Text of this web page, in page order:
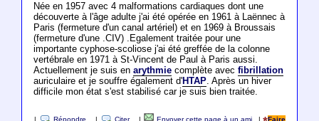
Née en 1957 avec 4 malformations cardiaques dont une
découverte à l'âge adulte j'ai été opérée en 1961 à Laënnec à
Paris (fermeture d'un canal artériel) et en 1969 à Broussais
(fermeture d'une .CIV) .Egalement traitée pour une
importante cyphose-scoliose j'ai été greffée de la colonne
vertébrale en 1971 à St-Vincent de Paul à Paris aussi.
Actuellement je suis en arythmiecomplète avec fibrillation
auriculaire et je souffre également d'HTAP. Après un hiver
difficile mon état s'est stabilisé car je suis bien traitée.